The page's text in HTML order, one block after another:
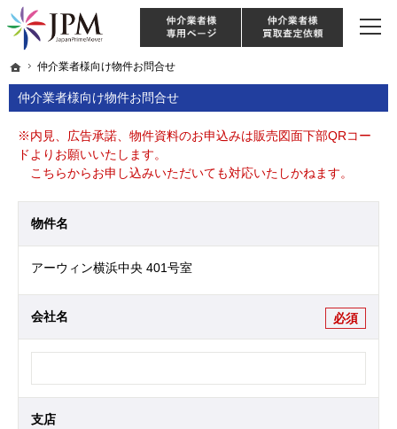
ホーム
仲介業者様向け物件お問合せ
仲介業者様向け物件お問合せ
東京・神奈川・埼玉・千葉のリノベーション住宅や中古マンションを手がける会
【物件買取強化中！】リノベーション住宅・不動産・中古マンションならJPM
※内見、広告承諾、物件資料のお申込みは販売図面下部QRコー
ドよりお願いいたします。
こちらからお申し込みいただいても対応いたしかねます。
物件名
アーウィン横浜中央 401号室
会社名 必須
支店
ホーム
仲介業者様向け物件お問合せ